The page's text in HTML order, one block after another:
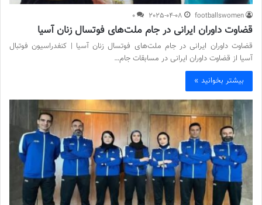
footballswomen
2025-04-08
0
قضاوت داوران ایرانی در جام ملت‌های فوتسال زنان آسیا
قضاوت داوران ایرانی در جام ملت‌های فوتسال زنان آسیا | کنفدراسیون فوتبال
آسیا از قضاوت داوران ایرانی در مسابقات جام…
بیشتر بخوانید »